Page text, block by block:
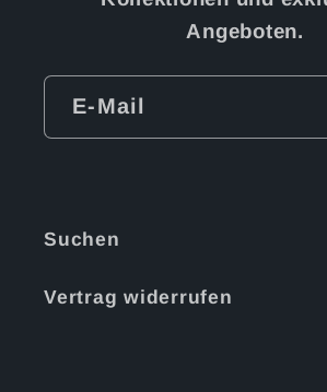
Angeboten.
E-Mail
Suchen
Vertrag widerrufen